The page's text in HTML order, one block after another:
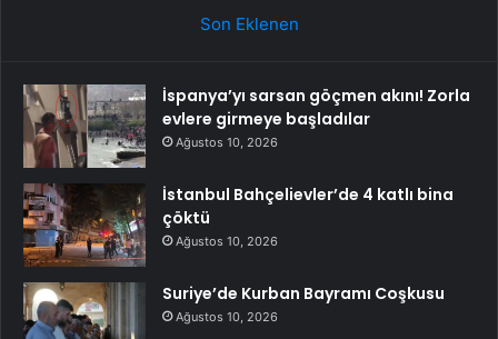
Son Eklenen
İspanya’yı sarsan göçmen akını! Zorla
evlere girmeye başladılar
Ağustos 10, 2026
İstanbul Bahçelievler’de 4 katlı bina
çöktü
Ağustos 10, 2026
Suriye’de Kurban Bayramı Coşkusu
Ağustos 10, 2026